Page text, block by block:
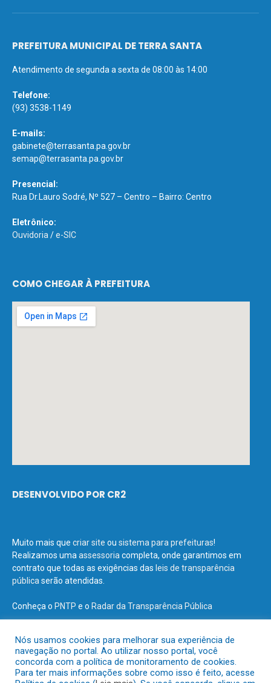
PREFEITURA MUNICIPAL DE TERRA SANTA
Atendimento de segunda a sexta de 08:00 às 14:00
Telefone:
(93) 3538-1149
E-mails:
gabinete@terrasanta.pa.gov.br
semap@terrasanta.pa.gov.br
Presencial:
Rua Dr.Lauro Sodré, Nº 527 – Centro – Bairro: Centro
Eletrônico:
Ouvidoria /e-SIC
COMO CHEGAR À PREFEITURA
DESENVOLVIDO POR CR2
Muito mais que criar site ou sistema para prefeituras!
Realizamos uma assessoria completa, onde garantimos em
contrato que todas as exigências das leis de transparência
pública serão atendidas.
Conheça o PNTP e o Radar da Transparência Pública
Todos os direitos reservados a Prefeitura Municipal de Terra Santa.
Nós usamos cookies para melhorar sua experiência de
navegação no portal. Ao utilizar nosso portal, você
concorda com a política de monitoramento de cookies.
Para ter mais informações sobre como isso é feito, acesse